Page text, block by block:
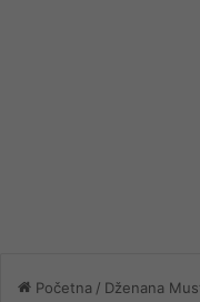
Početna / Dženana